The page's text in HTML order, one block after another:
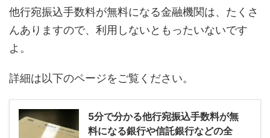
他行宛振込手数料が無料になる金融機関は、たくさ
んありますので、利用しないともったいないです
よ。
詳細は以下のページをご覧ください。
5分で分かる他行宛振込手数料が無
料になる銀行や信託銀行などの全